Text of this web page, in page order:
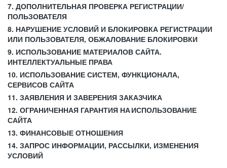
7. ДОПОЛНИТЕЛЬНАЯ ПРОВЕРКА РЕГИСТРАЦИИ/
ПОЛЬЗОВАТЕЛЯ
8. НАРУШЕНИЕ УСЛОВИЙ И БЛОКИРОВКА РЕГИСТРАЦИИ
ИЛИ ПОЛЬЗОВАТЕЛЯ, ОБЖАЛОВАНИЕ БЛОКИРОВКИ
9. ИСПОЛЬЗОВАНИЕ МАТЕРИАЛОВ САЙТА.
ИНТЕЛЛЕКТУАЛЬНЫЕ ПРАВА
10. ИСПОЛЬЗОВАНИЕ СИСТЕМ, ФУНКЦИОНАЛА,
СЕРВИСОВ САЙТА
11. ЗАЯВЛЕНИЯ И ЗАВЕРЕНИЯ ЗАКАЗЧИКА
12. ОГРАНИЧЕННАЯ ГАРАНТИЯ НА ИСПОЛЬЗОВАНИЕ
САЙТА
13. ФИНАНСОВЫЕ ОТНОШЕНИЯ
14. ЗАПРОС ИНФОРМАЦИИ, РАССЫЛКИ, ИЗМЕНЕНИЯ
УСЛОВИЙ